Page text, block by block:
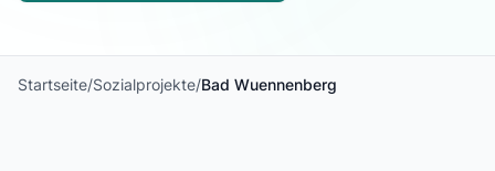
Startseite/Sozialprojekte/Bad Wuennenberg